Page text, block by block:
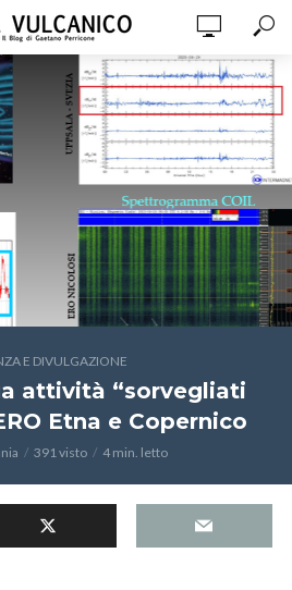
E DIVULGAZIONE
attività “sorvegliati
Etna e Copernico
391 visto 4 min. letto